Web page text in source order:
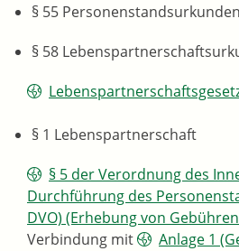
§ 55 Personenstandsurkunden
§ 58
§ 1 Lebenspartnerschaft
§ 5 der Verordnung des
Durchführung des
DVO) (Erhebung von
Verbindung mit
Anlage 1